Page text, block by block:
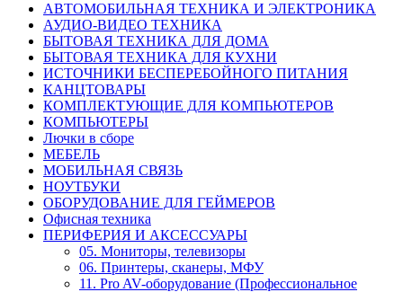
АВТОМОБИЛЬНАЯ ТЕХНИКА И ЭЛЕКТРОНИКА
АУДИО-ВИДЕО ТЕХНИКА
БЫТОВАЯ ТЕХНИКА ДЛЯ ДОМА
БЫТОВАЯ ТЕХНИКА ДЛЯ КУХНИ
ИСТОЧНИКИ БЕСПЕРЕБОЙНОГО ПИТАНИЯ
КАНЦТОВАРЫ
КОМПЛЕКТУЮЩИЕ ДЛЯ КОМПЬЮТЕРОВ
КОМПЬЮТЕРЫ
Лючки в сборе
МЕБЕЛЬ
МОБИЛЬНАЯ СВЯЗЬ
НОУТБУКИ
ОБОРУДОВАНИЕ ДЛЯ ГЕЙМЕРОВ
Офисная техника
ПЕРИФЕРИЯ И АКСЕССУАРЫ
05. Мониторы, телевизоры
06. Принтеры, сканеры, МФУ
11. Pro AV-оборудование (Профессиональное